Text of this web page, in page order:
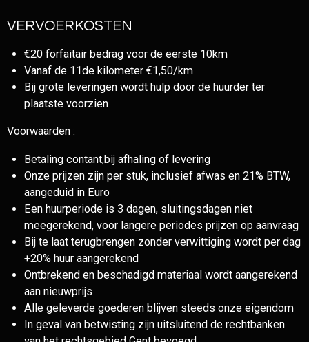
VERVOERKOSTEN
€20 forfaitair bedrag voor de eerste 10km
Vanaf de 11de kilometer €1,50/km
Bij grote leveringen wordt hulp door de huurder ter
plaatste voorzien
Voorwaarden :
Betaling contant,bij afhaling of levering
Onze prijzen zijn per stuk, inclusief afwas en 21% BTW,
aangeduid in Euro
Een huurperiode is 3 dagen, sluitingsdagen niet
meegerekend, voor langere periodes prijzen op aanvraag
Bij te laat terugbrengen zonder verwittiging wordt per dag
+20% huur aangerekend
Ontbrekend en beschadigd materiaal wordt aangerekend
aan nieuwprijs
Alle geleverde goederen blijven steeds onze eigendom
In geval van betwisting zijn uitsluitend de rechtbanken